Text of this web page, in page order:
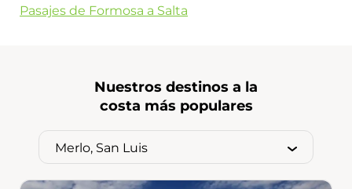
Pasajes de Formosa a Salta
Nuestros destinos a la
costa más populares